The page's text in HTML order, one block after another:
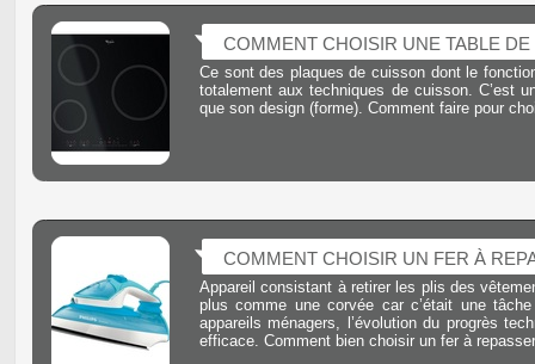
COMMENT CHOISIR UNE TABLE
Ce sont des plaques de cuisson dont le
totalement aux techniques de cuisson. C’est
que son design (forme). Comment faire pour
COMMENT CHOISIR UN FER À
Appareil consistant à retirer les plis des
plus comme une corvée car c’était une
appareils ménagers, l’évolution du progrès
efficace. Comment bien choisir un fer à